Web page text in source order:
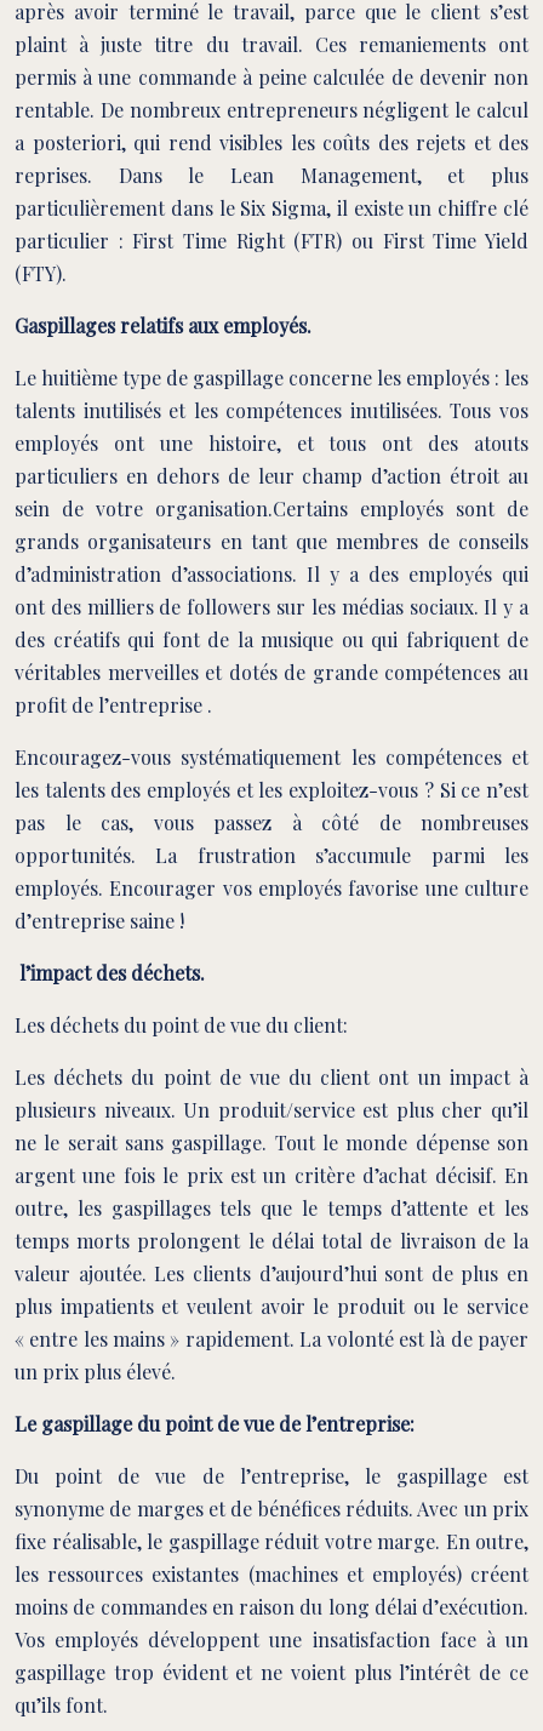
après avoir terminé le travail, parce que le client s’est
plaint à juste titre du travail. Ces remaniements ont
permis à une commande à peine calculée de devenir non
rentable. De nombreux entrepreneurs négligent le calcul
a posteriori, qui rend visibles les coûts des rejets et des
reprises. Dans le Lean Management, et plus
particulièrement dans le Six Sigma, il existe un chiffre clé
particulier : First Time Right (FTR) ou First Time Yield
(FTY).
Gaspillages relatifs aux employés.
Le huitième type de gaspillage concerne les employés : les
talents inutilisés et les compétences inutilisées. Tous vos
employés ont une histoire, et tous ont des atouts
particuliers en dehors de leur champ d’action étroit au
sein de votre organisation.Certains employés sont de
grands organisateurs en tant que membres de conseils
d’administration d’associations. Il y a des employés qui
ont des milliers de followers sur les médias sociaux. Il y a
des créatifs qui font de la musique ou qui fabriquent de
véritables merveilles et dotés de grande compétences au
profit de l’entreprise .
Encouragez-vous systématiquement les compétences et
les talents des employés et les exploitez-vous ? Si ce n’est
pas le cas, vous passez à côté de nombreuses
opportunités. La frustration s’accumule parmi les
employés. Encourager vos employés favorise une culture
d’entreprise saine !
l’impact des déchets.
Les déchets du point de vue du client:
Les déchets du point de vue du client ont un impact à
plusieurs niveaux. Un produit/service est plus cher qu’il
ne le serait sans gaspillage. Tout le monde dépense son
argent une fois le prix est un critère d’achat décisif. En
outre, les gaspillages tels que le temps d’attente et les
temps morts prolongent le délai total de livraison de la
valeur ajoutée. Les clients d’aujourd’hui sont de plus en
plus impatients et veulent avoir le produit ou le service
« entre les mains » rapidement. La volonté est là de payer
un prix plus élevé.
Le gaspillage du point de vue de l’entreprise:
Du point de vue de l’entreprise, le gaspillage est
synonyme de marges et de bénéfices réduits. Avec un prix
fixe réalisable, le gaspillage réduit votre marge. En outre,
les ressources existantes (machines et employés) créent
moins de commandes en raison du long délai d’exécution.
Vos employés développent une insatisfaction face à un
gaspillage trop évident et ne voient plus l’intérêt de ce
qu’ils font.